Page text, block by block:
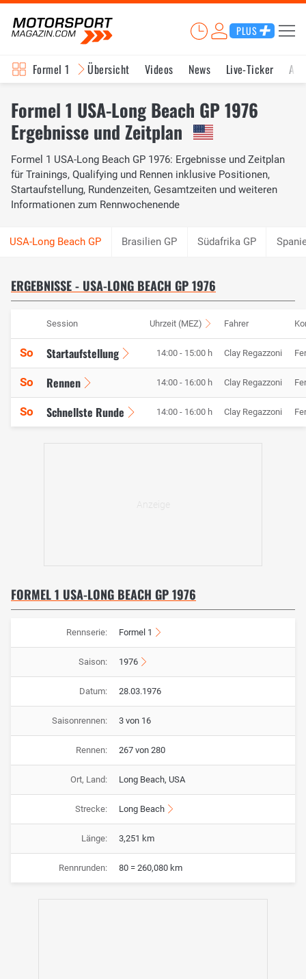
PLUS
Formel 1 Übersicht Videos News Live-Ticker
Formel 1 USA-Long Beach GP 1976
Ergebnisse und Zeitplan
Formel 1 USA-Long Beach GP 1976: Ergebnisse und Zeitplan
für Trainings, Qualifying und Rennen inklusive Positionen,
Startaufstellung, Rundenzeiten, Gesamtzeiten und weiteren
Informationen zum Rennwochenende
Brasilien GP Südafrika GP
ERGEBNISSE - USA-LONG BEACH GP 1976
Session Uhrzeit (MEZ) Fahrer
So Startaufstellung 14:00 - 15:00 h Clay Regazzoni
So Rennen 14:00 - 16:00 h Clay Regazzoni
So Schnellste Runde 14:00 - 16:00 h Clay Regazzoni
FORMEL 1 USA-LONG BEACH GP 1976
Rennserie: Formel 1
Saison: 1976
Datum: 28.03.1976
Saisonrennen: 3 von 16
Rennen: 267 von 280
Ort, Land: Long Beach, USA
Strecke: Long Beach
Länge: 3,251 km
Rennrunden: 80 = 260,080 km